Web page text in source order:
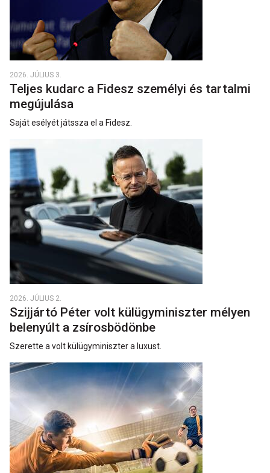
2026. JÚLIUS 3.
Teljes kudarc a Fidesz személyi és tartalmi
megújulása
Saját esélyét játssza el a Fidesz.
2026. JÚLIUS 2.
Szijjártó Péter volt külügyminiszter mélyen
belenyúlt a zsírosbödönbe
Szerette a volt külügyminiszter a luxust.